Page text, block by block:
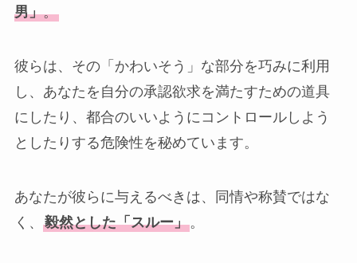
男」。
彼らは、その「かわいそう」な部分を巧みに利用
し、あなたを自分の承認欲求を満たすための道具
にしたり、都合のいいようにコントロールしよう
としたりする危険性を秘めています。
あなたが彼らに与えるべきは、同情や称賛ではな
く、 毅然とした「スルー」。